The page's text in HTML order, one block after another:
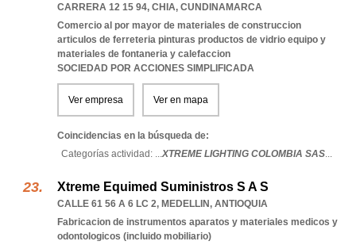
CARRERA 12 15 94, CHIA, CUNDINAMARCA
Comercio al por mayor de materiales de construccion
articulos de ferreteria pinturas productos de vidrio equipo y
materiales de fontaneria y calefaccion
SOCIEDAD POR ACCIONES SIMPLIFICADA
Ver empresa Ver en mapa
Coincidencias en la búsqueda de:
Categorías actividad: ...XTREME LIGHTING COLOMBIA SAS...
Xtreme Equimed Suministros S A S
CALLE 61 56 A 6 LC 2, MEDELLIN, ANTIOQUIA
Fabricacion de instrumentos aparatos y materiales medicos y
odontologicos (incluido mobiliario)